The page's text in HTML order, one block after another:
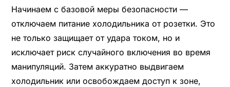
Начинаем с базовой меры безопасности —
отключаем питание холодильника от розетки. Это
не только защищает от удара током, но и
исключает риск случайного включения во время
манипуляций. Затем аккуратно выдвигаем
холодильник или освобождаем доступ к зоне,